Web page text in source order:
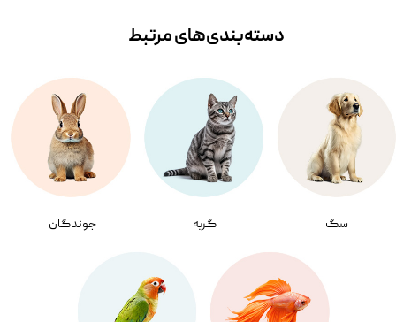
سگ گربه جوندگان
دسته‌بندی‌‌های مرتبط